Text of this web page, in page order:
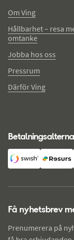
Om Ving
Hållbarhet – resa
omtanke
Jobba hos oss
Pressrum
Därför Ving
Få nyhetsbrev
Prenumerera på